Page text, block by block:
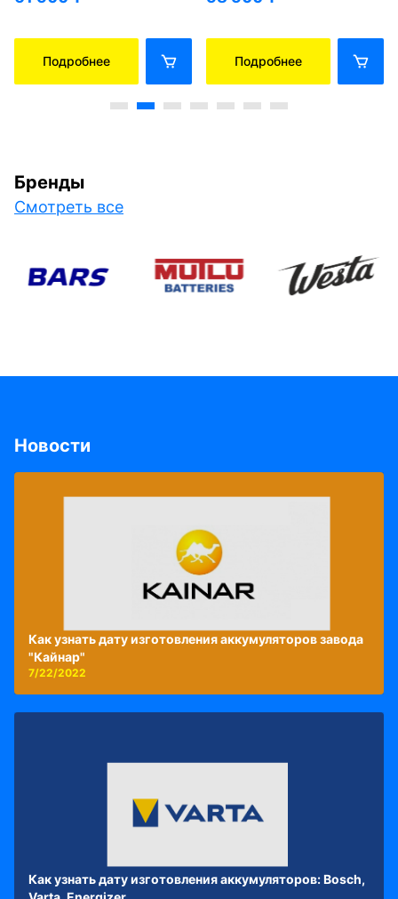
Подробнее Подробнее
Бренды
Смотреть все
Новости
Как узнать дату изготовления аккумуляторов завода
"Кайнар"
7/22/2022
Как узнать дату изготовления аккумуляторов: Bosch,